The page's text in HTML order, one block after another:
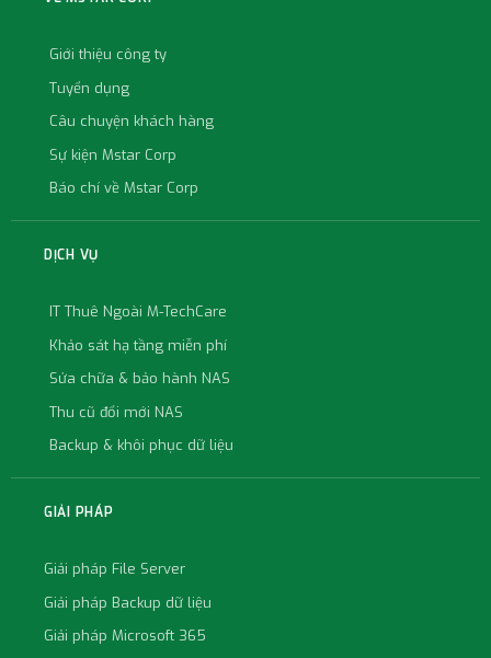
Giới thiệu công ty
Tuyển dụng
Câu chuyện khách hàng
Sự kiện Mstar Corp
Báo chí về Mstar Corp
DỊCH VỤ
IT Thuê Ngoài M-TechCare
Khảo sát hạ tầng miễn phí
Sửa chữa & bảo hành NAS
Thu cũ đổi mới NAS
Backup & khôi phục dữ liệu
GIẢI PHÁP
Giải pháp File Server
Giải pháp Backup dữ liệu
Giải pháp Microsoft 365